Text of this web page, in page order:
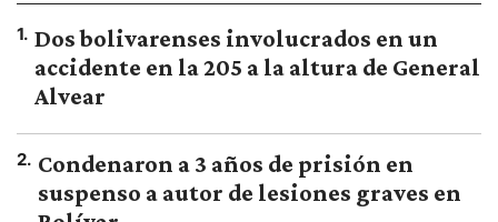
1. Dos bolivarenses involucrados en un
accidente en la 205 a la altura de General
Alvear
2. Condenaron a 3 años de prisión en
suspenso a autor de lesiones graves en